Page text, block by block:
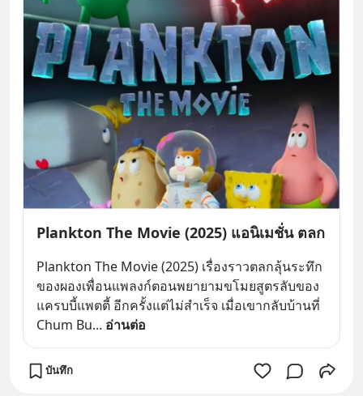
Plankton The Movie (2025) แอนิเมชั่น ตลก
Plankton The Movie (2025) เรื่องราวตลกลุ้นระทึก
ของผองเพื่อนแพลงก์ตอนพยายามขโมยสูตรลับของ
แครบบี้แพตตี้ อีกครั้งแต่ไม่สำเร็จ เมื่อเขากลับบ้านที่
Chum Bu... อ่านต่อ
บันทึก